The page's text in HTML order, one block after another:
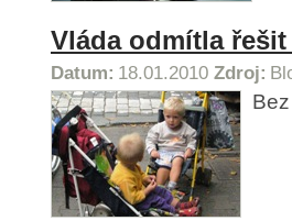
Vláda odmítla
Datum: 18.01.2010 Zdroj: